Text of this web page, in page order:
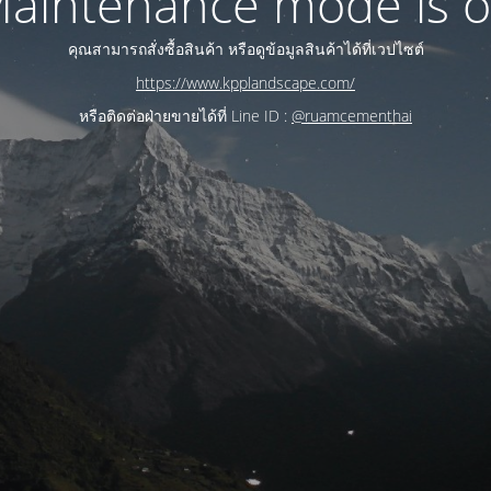
คุณสามารถสั่งซื้อสินค้า หรือดูข้อมูลสินค้าได้ที่เวปไซต์
https://www.kpplandscape.com/
หรือติดต่อฝ่ายขายได้ที่ Line ID : @ruamcementhai